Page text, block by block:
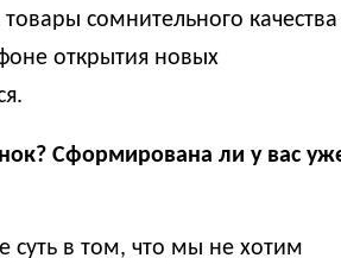
сомнительного
открытия новых
Сформирована ли у вас
суть в том, что мы не хотим